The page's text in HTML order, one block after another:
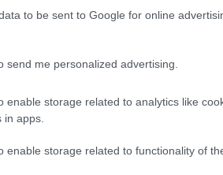
to be sent to Google for online
send me personalized advertising.
enable storage related to analytics like
apps.
enable storage related to functionality of
forinttal, míg a gázolajnál bruttó 6 forinttal
a 615 forint volt literenként.